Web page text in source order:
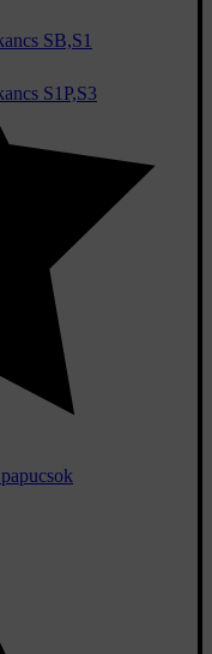
SB,S1
S1P,S3